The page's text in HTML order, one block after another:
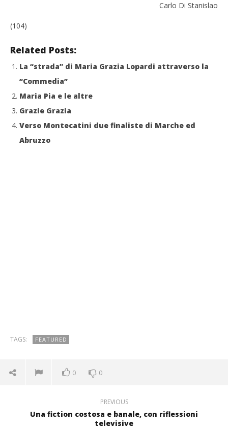
Carlo Di Stanislao
(104)
Related Posts:
La “strada” di Maria Grazia Lopardi attraverso la
“Commedia”
Maria Pia e le altre
Grazie Grazia
Verso Montecatini due finaliste di Marche ed
Abruzzo
TAGS: FEATURED
0 0
PREVIOUS
Una fiction costosa e banale, con riflessioni
televisive